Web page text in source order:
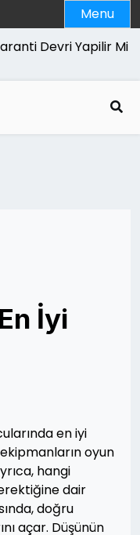
Menu
Devri Yapilir Mi |
İyi
en iyi
oyun
hangi
dair
doğru
açar. Düşünün